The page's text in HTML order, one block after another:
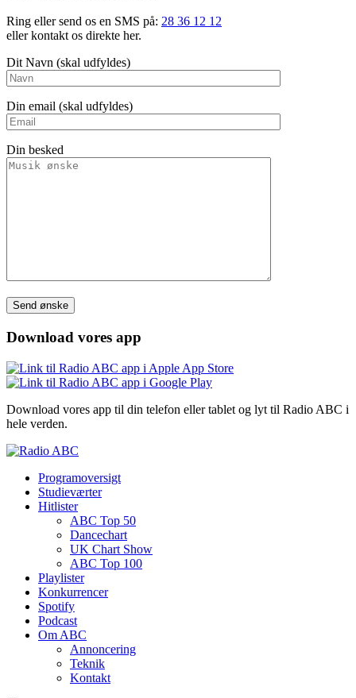
Ring eller send os en SMS på: 28 36 12 12
eller kontakt os direkte her.
Dit Navn (skal udfyldes)
Din email (skal udfyldes)
Din besked
Please leave this field empty.
Download vores app
Download vores app til din telefon eller tablet og lyt til Radio ABC i
hele verden.
Programoversigt
Studieværter
Hitlister
ABC Top 50
Dancechart
UK Chart Show
ABC Top 100
Playlister
Konkurrencer
Spotify
Podcast
Om ABC
Annoncering
Teknik
Kontakt